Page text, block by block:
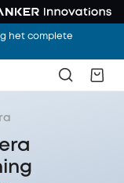
het complete